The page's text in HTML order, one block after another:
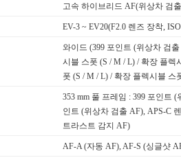
고속 하이브리드 AF(위상차 검
EV-3 ~ EV20(F2.0 렌즈 장착,
와이드 (399 포인트 (위상차 검
시블 스폿 (S / M / L) / 확장 플렉
폿 (S / M / L) / 확장 플렉시블 스
353 mm 풀 프레임 : 399 포인트
인트 (위상차 검출 AF), APS-C
트라스트 감지 AF)
AF-A (자동 AF), AF-S (싱글샷